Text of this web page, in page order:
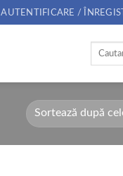
AUTENTIFICARE /
Caută